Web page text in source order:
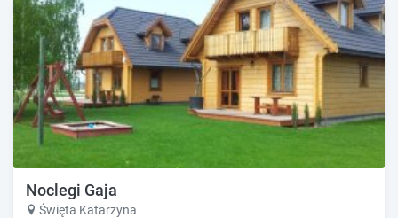
Noclegi Gaja
Święta Katarzyna